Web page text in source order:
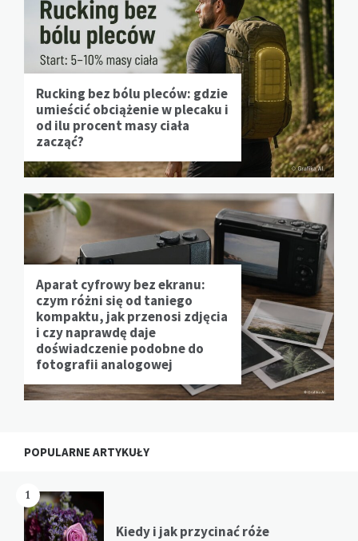
Rucking bez bólu pleców: gdzie
umieścić obciążenie w plecaku i
od ilu procent masy ciała
zacząć?
Aparat cyfrowy bez ekranu:
czym różni się od taniego
kompaktu, jak przenosi zdjęcia
i czy naprawdę daje
doświadczenie podobne do
fotografii analogowej
POPULARNE ARTYKUŁY
1
Kiedy i jak przycinać róże